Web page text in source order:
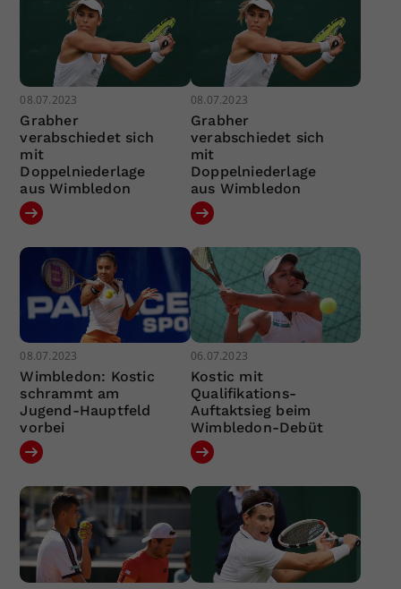
08.07.2023
Grabher
verabschiedet sich
mit
Doppelniederlage
aus Wimbledon
08.07.2023
Grabher
verabschiedet sich
mit
Doppelniederlage
aus Wimbledon
08.07.2023
Wimbledon: Kostic
schrammt am
Jugend-Hauptfeld
vorbei
06.07.2023
Kostic mit
Qualifikations-
Auftaktsieg beim
Wimbledon-Debüt